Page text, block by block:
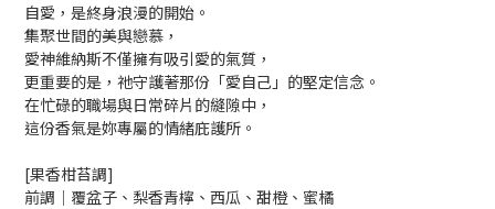
自愛，是終身浪漫的開始。
集聚世間的美與戀慕，
愛神維納斯不僅擁有吸引愛的氣質，
更重要的是，祂守護著那份「愛自己」的堅定信念。
在忙碌的職場與日常碎片的縫隙中，
這份香氣是妳專屬的情緒庇護所。
[果香柑苔調]
前調│覆盆子、梨香青檸、西瓜、甜橙、蜜橘